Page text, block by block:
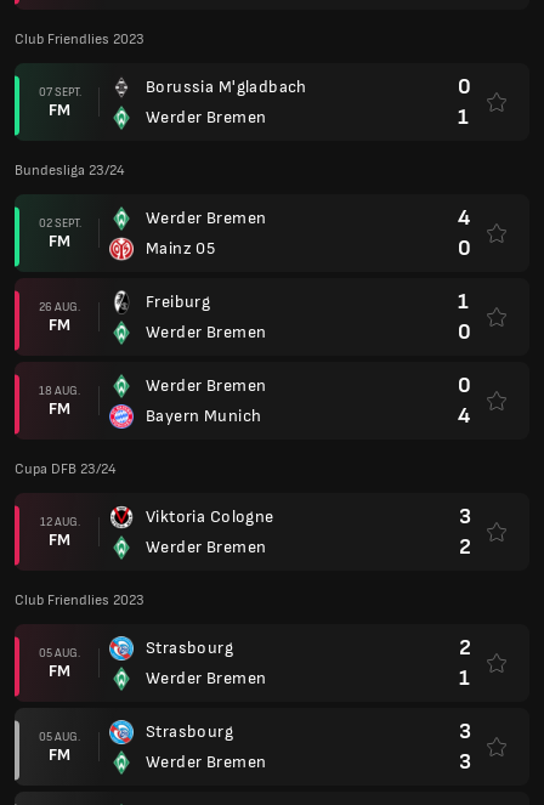
Club Friendlies 2023
07 SEPT.
FM
Borussia M'gladbach
Werder Bremen
0
1
Bundesliga 23/24
02 SEPT.
FM
Werder Bremen
Mainz 05
4
0
26 AUG.
FM
Freiburg
Werder Bremen
1
0
18 AUG.
FM
Werder Bremen
Bayern Munich
0
4
Cupa DFB 23/24
12 AUG.
FM
Viktoria Cologne
Werder Bremen
3
2
Club Friendlies 2023
05 AUG.
FM
Strasbourg
Werder Bremen
2
1
05 AUG.
FM
Strasbourg
Werder Bremen
3
3